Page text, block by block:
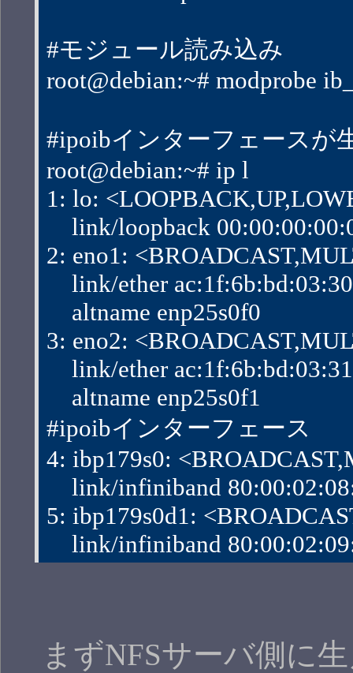
#モジュール読み込み
root@debian:~# modprobe
#ipoibインターフェースが
root@debian:~# ip l
1: lo:
link/loopback
2: eno1:
link/ether
altname enp25s0f0
3: eno2:
link/ether
altname enp25s0f1
#ipoibインターフェース
4: ibp179s0:
link/infiniband
5: ibp179s0d1:
link/infiniband
まずNFSサーバ側に生